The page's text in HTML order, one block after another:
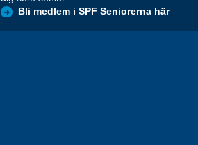
Bli medlem i SPF Seniorerna här